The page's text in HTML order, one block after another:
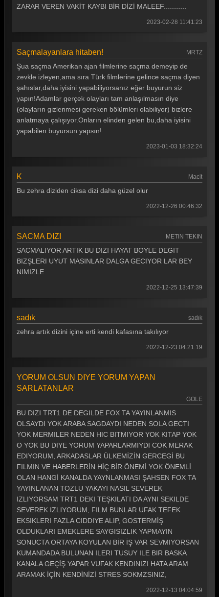
ZARAR VEREN VAKİT KAYBI BİR DİZİ MALEEF............
2023-02-28 11:41:23
Saçmalayanlara hitaben! MRTZ
Şua saçma Amerikan ajan filmlerine saçma demeyip de
zevkle izleyen,ama sıra Türk filmlerine gelince saçma diyen
şahıslar,daha iyisini yapabiliyorsanız eğer buyurun siz
yapın!Adamlar gerçek olayları tam anlaşılmasın diye
(olayların gizlenmesi gereken bölümleri olabiliyor) bizlere
anlatmaya çalışıyor.Onların elinden gelen bu,daha iyisini
yapabilen buyursun yapsın!
2023-01-03 18:32:24
K Macit
Bu zehra diziden ciksa dizi daha güzel olur
2022-12-26 00:46:32
SACMA DIZI METIN TEKIN
SACMALIYOR ARTIK BU DIZI HAYAT BOYLE DEGIT
BIZŞLERI UYUT MASINLAR DALGA GECIYOR LAR BEY
NIMIZLE
2022-12-25 13:47:39
sadık sadık
zehra artık dizini içine erti kendi kafasına takılıyor
2022-12-23 04:21:19
YORUM OLSUN DIYE YORUM YAPAN
SARLATANLAR
GOLE
BU DIZI TRT1 DE DEGILDE FOX TA YAYINLANMIS
OLSAYDI YOK ARABA SAGDAYDI NEDEN SOLA GECTI
YOK MERMILER NEDEN HIC BITMIYOR YOK KITAP YOK
O YOK BU DIYE YORUM YAPARLARMIYDI COK MERAK
EDIYORUM, ARKADASLAR ÜLKEMİZİN GERCEGİ BU
FILMIN VE HABERLERİN HİÇ BİR ÖNEMİ YOK ÖNEMLİ
OLAN HANGİ KANALDA YAYNLANMASI ŞAHSEN FOX TA
YAYINLANAN TOZLU YAKAYI NASIL SEVEREK
IZLIYORSAM TRT1 DEKI TEŞKILATI DA AYNI SEKILDE
SEVEREK IZLIYORUM, FILM BUNLAR UFAK TEFEK
EKSIKLERI FAZLA CIDDIYE ALIP, GOSTERMİŞ
OLDUKLARI EMEKLERE SAYGISIZLIK YAPMAYIN
SONUCTA ORTAYA KOYULAN BİR İŞ VAR SEVMIYORSAN
KUMANDADA BULUNAN ILERI TUSUY ILE BIR BASKA
KANALA GEÇİŞ YAPAR VUFAK KENDINIZI HATA ARAM
ARAMAK İÇİN KENDİNİZİ STRES SOKMZSINIZ,
2022-12-13 04:04:59